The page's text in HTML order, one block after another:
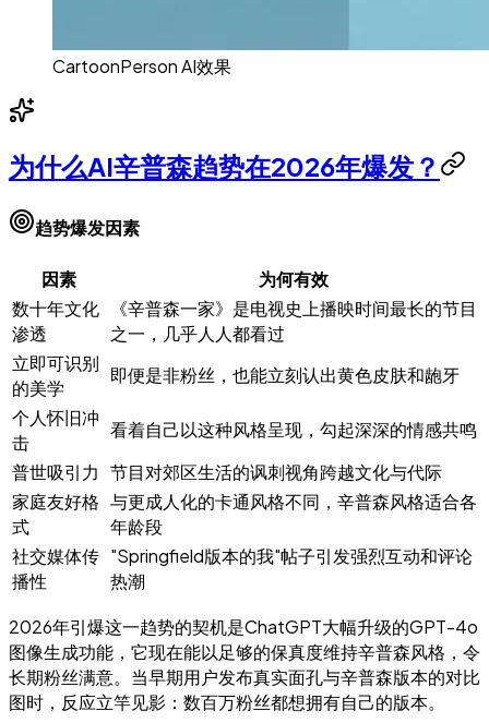
CartoonPerson AI效果
为什么AI辛普森趋势在2026年爆发？
趋势爆发因素
因素
为何有效
数十年文化
渗透
《辛普森一家》是电视史上播映时间最长的节目
之一，几乎人人都看过
立即可识别
的美学
即便是非粉丝，也能立刻认出黄色皮肤和龅牙
个人怀旧冲
击
看着自己以这种风格呈现，勾起深深的情感共鸣
普世吸引力 节目对郊区生活的讽刺视角跨越文化与代际
家庭友好格
式
与更成人化的卡通风格不同，辛普森风格适合各
年龄段
社交媒体传
播性
"Springfield版本的我"帖子引发强烈互动和评论
热潮
2026年引爆这一趋势的契机是ChatGPT大幅升级的GPT-4o
图像生成功能，它现在能以足够的保真度维持辛普森风格，令
长期粉丝满意。当早期用户发布真实面孔与辛普森版本的对比
图时，反应立竿见影：数百万粉丝都想拥有自己的版本。